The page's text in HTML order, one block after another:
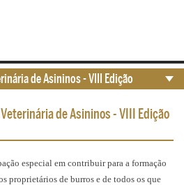
de Asininos - VIII Edição
especial em contribuir para a formação
proprietários de burros e de todos os que
de Asininos - VIII Edição